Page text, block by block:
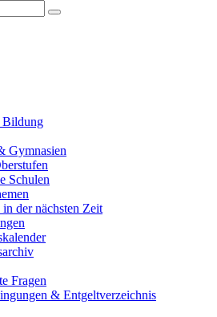
Bildung
Gymnasien
Schulen
der nächsten Zeit
Fragen
& Entgeltverzeichnis